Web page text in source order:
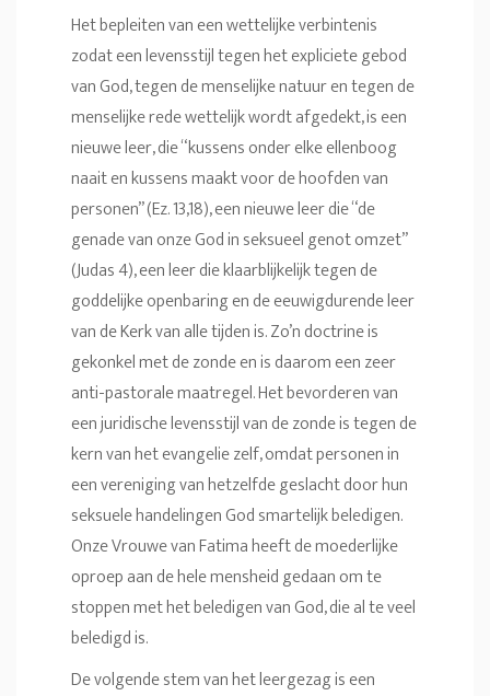
Het bepleiten van een wettelijke verbintenis
zodat een levensstijl tegen het expliciete gebod
van God, tegen de menselijke natuur en tegen de
menselijke rede wettelijk wordt afgedekt, is een
nieuwe leer, die “kussens onder elke ellenboog
naait en kussens maakt voor de hoofden van
personen” (Ez. 13,18), een nieuwe leer die “de
genade van onze God in seksueel genot omzet”
(Judas 4), een leer die klaarblijkelijk tegen de
goddelijke openbaring en de eeuwigdurende leer
van de Kerk van alle tijden is. Zo’n doctrine is
gekonkel met de zonde en is daarom een zeer
anti-pastorale maatregel. Het bevorderen van
een juridische levensstijl van de zonde is tegen de
kern van het evangelie zelf, omdat personen in
een vereniging van hetzelfde geslacht door hun
seksuele handelingen God smartelijk beledigen.
Onze Vrouwe van Fatima heeft de moederlijke
oproep aan de hele mensheid gedaan om te
stoppen met het beledigen van God, die al te veel
beledigd is.
De volgende stem van het leergezag is een